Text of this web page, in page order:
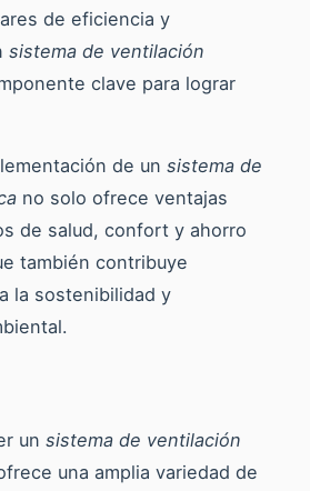
de eficiencia y
sistema de ventilación
clave para lograr
de un sistema de
no solo ofrece ventajas
de salud, confort y ahorro
también contribuye
la sostenibilidad y
un sistema de ventilación
una amplia variedad de